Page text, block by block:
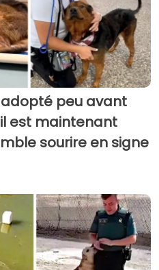
peu avant
est maintenant
sourire en signe